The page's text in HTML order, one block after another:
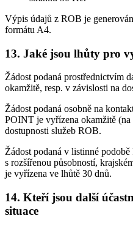
Výpis údajů z ROB je
formátu A4.
13. Jaké jsou lhůty pro
Žádost podaná prostřednictvím
okamžitě, resp. v závislosti na
Žádost podaná osobně na
POINT je vyřízena okamžitě
dostupnosti služeb ROB.
Žádost podaná v listinné
s rozšířenou působností,
je vyřízena ve lhůtě 30 dnů.
14. Kteří jsou další
situace